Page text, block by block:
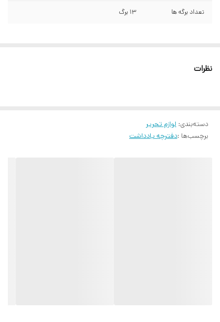
تعداد برگه ها ۱۳ برگ
نظرات
دسته‌بندی: لوازم تحریر
برچسب‌ها :دفترچه یادداشت